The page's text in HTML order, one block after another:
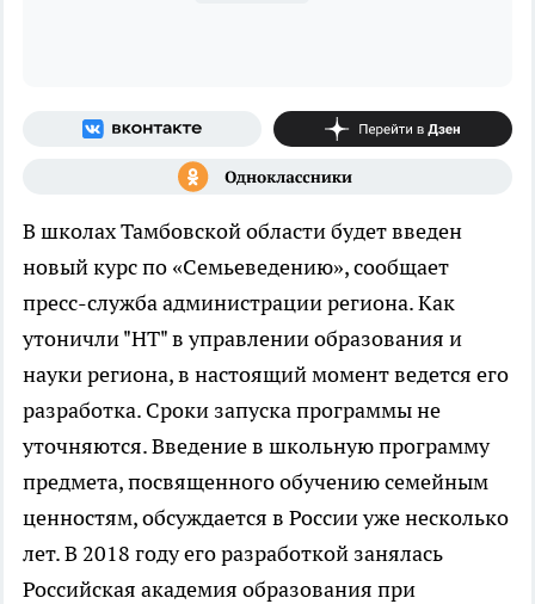
В школах Тамбовской области будет введен
новый курс по «Семьеведению», сообщает
пресс-служба администрации региона. Как
утоничли "НТ" в управлении образования и
науки региона, в настоящий момент ведется его
разработка. Сроки запуска программы не
уточняются. Введение в школьную программу
предмета, посвященного обучению семейным
ценностям, обсуждается в России уже несколько
лет. В 2018 году его разработкой занялась
Российская академия образования при